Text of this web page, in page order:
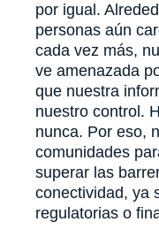
por igual.
personas aún
cada vez más,
ve amenazada
que nuestra
nuestro control.
nunca. Por eso,
comunidades
superar las
conectividad, ya
regulatorias o